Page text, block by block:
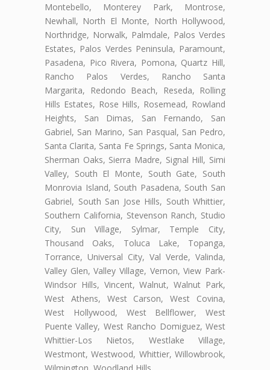
Montebello, Monterey Park, Montrose,
Newhall, North El Monte, North Hollywood,
Northridge, Norwalk, Palmdale, Palos Verdes
Estates, Palos Verdes Peninsula, Paramount,
Pasadena, Pico Rivera, Pomona, Quartz Hill,
Rancho Palos Verdes, Rancho Santa
Margarita, Redondo Beach, Reseda, Rolling
Hills Estates, Rose Hills, Rosemead, Rowland
Heights, San Dimas, San Fernando, San
Gabriel, San Marino, San Pasqual, San Pedro,
Santa Clarita, Santa Fe Springs, Santa Monica,
Sherman Oaks, Sierra Madre, Signal Hill, Simi
Valley, South El Monte, South Gate, South
Monrovia Island, South Pasadena, South San
Gabriel, South San Jose Hills, South Whittier,
Southern California, Stevenson Ranch, Studio
City, Sun Village, Sylmar, Temple City,
Thousand Oaks, Toluca Lake, Topanga,
Torrance, Universal City, Val Verde, Valinda,
Valley Glen, Valley Village, Vernon, View Park-
Windsor Hills, Vincent, Walnut, Walnut Park,
West Athens, West Carson, West Covina,
West Hollywood, West Bellflower, West
Puente Valley, West Rancho Domiguez, West
Whittier-Los Nietos, Westlake Village,
Westmont, Westwood, Whittier, Willowbrook,
Wilmington, Woodland Hills.